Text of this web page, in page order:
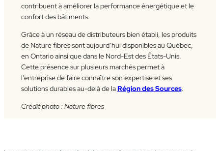
contribuent à améliorer la performance énergétique et le
confort des bâtiments.
Grâce à un réseau de distributeurs bien établi, les produits
de Nature fibres sont aujourd’hui disponibles au Québec,
en Ontario ainsi que dans le Nord-Est des États-Unis.
Cette présence sur plusieurs marchés permet à
l’entreprise de faire connaître son expertise et ses
solutions durables au-delà de laRégion des Sources.
Crédit photo : Nature fibres